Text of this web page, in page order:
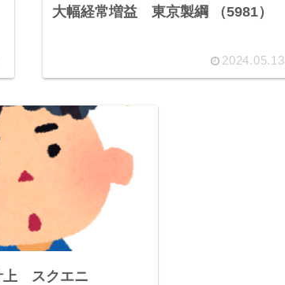
大幅経常増益 東京製綱 （5981）
2024.05.13
上 スクエニ